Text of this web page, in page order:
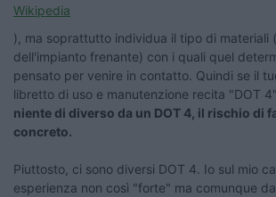
Wikipedia
), ma soprattutto individua il tipo di materiali
dell'impianto frenante) con i quali quel
pensato per venire in contatto. Quindi se il
libretto di uso e manutenzione recita "DOT 4",
niente di diverso da un DOT 4, il rischio di
concreto.
Piuttosto, ci sono diversi DOT 4. Io sul mio
esperienza non così "forte" ma comunque